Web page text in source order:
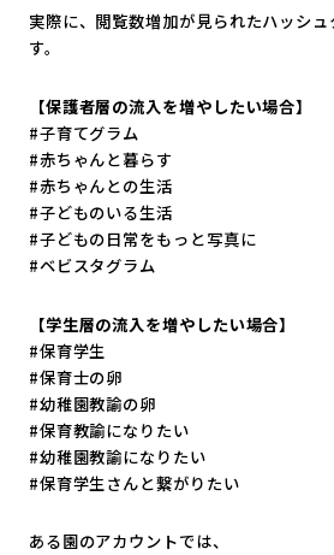
実際に、閲覧数増加が見られたハッシ
す。
【保護者層の流入を増やしたい場合】
#子育てグラム
#赤ちゃんと暮らす
#赤ちゃんとの生活
#子どものいる生活
#子どもの日常をもっと写真に
#ベビスタグラム
【学生層の流入を増やしたい場合】
#保育学生
#保育士の卵
#幼稚園教諭の卵
#保育教諭になりたい
#幼稚園教諭になりたい
#保育学生さんと繋がりたい
ある園のアカウントでは、